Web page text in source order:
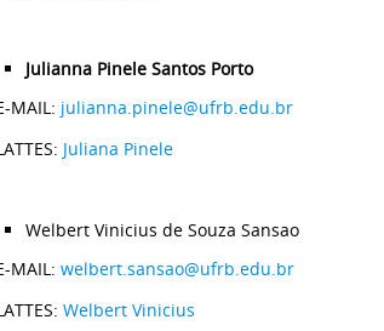
Julianna Pinele Santos Porto
MAIL: julianna.pinele@ufrb.edu.br
Juliana Pinele
Welbert Vinicius de Souza Sansao
MAIL: welbert.sansao@ufrb.edu.br
Welbert Vinicius